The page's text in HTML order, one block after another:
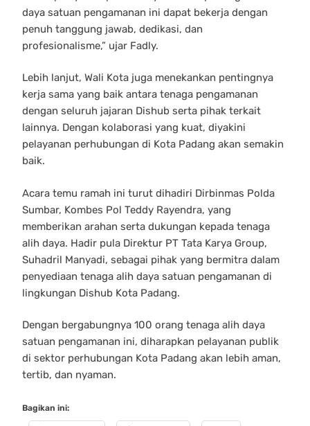
daya satuan pengamanan ini dapat bekerja dengan
penuh tanggung jawab, dedikasi, dan
profesionalisme,” ujar Fadly.
Lebih lanjut, Wali Kota juga menekankan pentingnya
kerja sama yang baik antara tenaga pengamanan
dengan seluruh jajaran Dishub serta pihak terkait
lainnya. Dengan kolaborasi yang kuat, diyakini
pelayanan perhubungan di Kota Padang akan semakin
baik.
Acara temu ramah ini turut dihadiri Dirbinmas Polda
Sumbar, Kombes Pol Teddy Rayendra, yang
memberikan arahan serta dukungan kepada tenaga
alih daya. Hadir pula Direktur PT Tata Karya Group,
Suhadril Manyadi, sebagai pihak yang bermitra dalam
penyediaan tenaga alih daya satuan pengamanan di
lingkungan Dishub Kota Padang.
Dengan bergabungnya 100 orang tenaga alih daya
satuan pengamanan ini, diharapkan pelayanan publik
di sektor perhubungan Kota Padang akan lebih aman,
tertib, dan nyaman.
Bagikan ini: